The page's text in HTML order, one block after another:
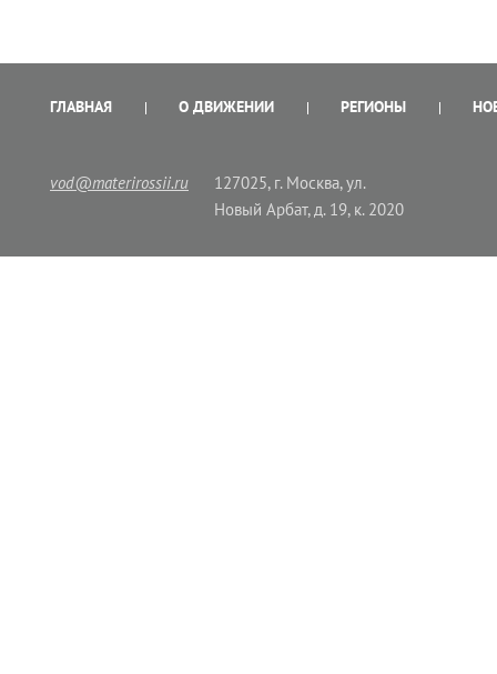
ГЛАВНАЯ О ДВИЖЕНИИ РЕГИОНЫ
vod@materirossii.ru
127025, г. Москва, ул.
Новый Арбат, д. 19, к. 2020